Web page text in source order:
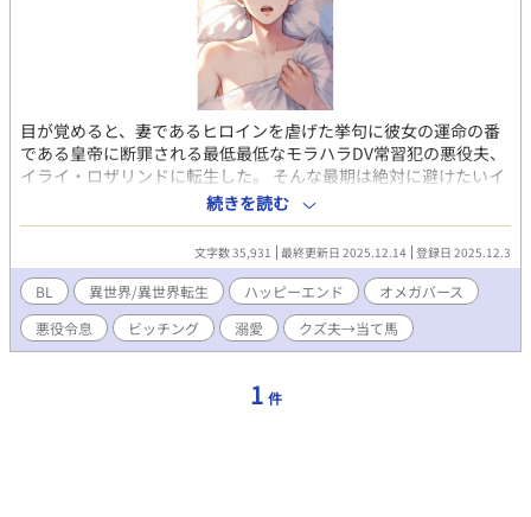
目が覚めると、妻であるヒロインを虐げた挙句に彼女の運命の番
である皇帝に断罪される最低最低なモラハラDV常習犯の悪役夫、
イライ・ロザリンドに転生した。 そんな最期は絶対に避けたいイ
ライはヒーローとヒロインの仲を結ばせつつ、ヒロインと円満に
別れる為に策を練った。 彼の努力は実り、主人公たちは結ばれ、
イライはお役御免となった。 「これでやっと安心して退場でき
る」 これまでの自分の努力を労うように酒場で飲んでいたイライ
は、いい薫りを漂わせる男と意気投合し、彼と一夜を共にしてし
まう。 目が覚めると罪悪感に襲われ、すぐさま宿を去っていく。
「これじゃあ原作のイライと変わらないじゃん！」 その後体調不
良を訴え、医師に診てもらうととんでもない事を言われたのだっ
トをした男がまさかの国の英雄で、まさかまさか求愛し公開プロ
続きを読む
文字数 35,931 最終更新日 2025.12.14 登録日 2025.12.3
BL 異世界/異世界転生 ハッピーエンド
オメガバース
悪役令息
ビッチング 溺愛 クズ夫→当て馬
1 件